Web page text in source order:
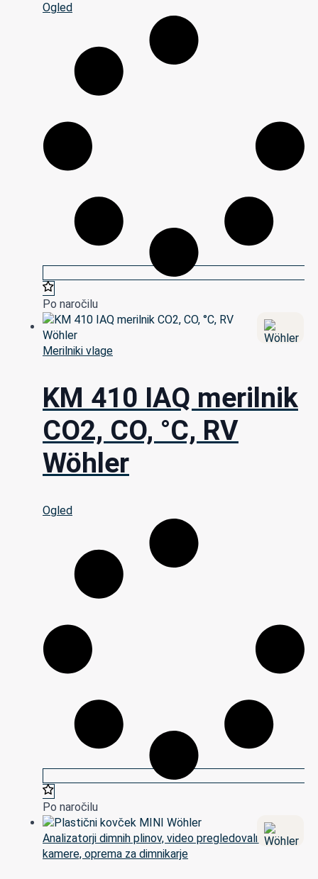
Ogled
Po naročilu
Merilniki vlage
KM 410 IAQ merilnik
CO2, CO, °C, RV
Wöhler
Ogled
Po naročilu
Analizatorji dimnih plinov, video pregledovalne
kamere, oprema za dimnikarje